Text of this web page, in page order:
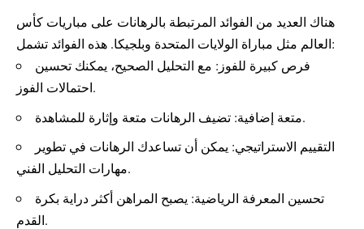
هناك العديد من الفوائد المرتبطة بالرهانات على مباريات كأس
العالم مثل مباراة الولايات المتحدة وبلجيكا. هذه الفوائد تشمل:
فرص كبيرة للفوز: مع التحليل الصحيح، يمكنك تحسين
احتمالات الفوز.
متعة إضافية: تضيف الرهانات متعة وإثارة للمشاهدة.
التقييم الاستراتيجي: يمكن أن تساعدك الرهانات في تطوير
مهارات التحليل الفني.
تحسين المعرفة الرياضية: يصبح المراهن أكثر دراية بكرة
القدم.